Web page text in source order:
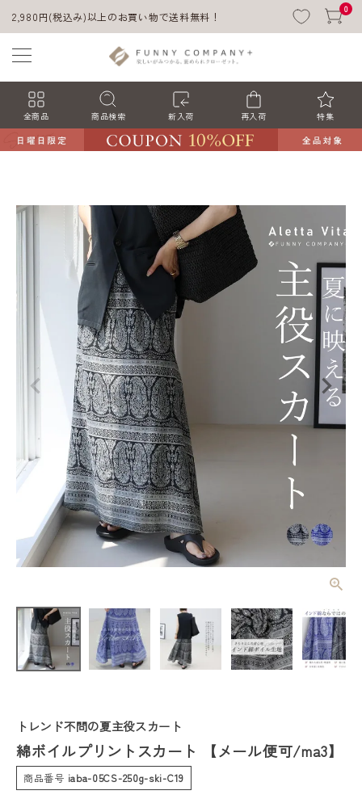
2,980円(税込み)以上のお買い物で送料無料！
0
全商品 商品検索 新入荷 再入荷 特集
ACCOUNT MENU
ようこそ ゲスト 様
会員登録
綿ボイルプリ
ントスカート
【メール便
可/ma3】
4,950(税込)
レディーストップス
レディースボトムス
会員ステージ特典プログラムについて
ご利用ガイド
トレンド不問の夏主役スカート
綿ボイルプリントスカート 【メール便可/ma3】
商品番号 iaba-05CS-250g-ski-C19